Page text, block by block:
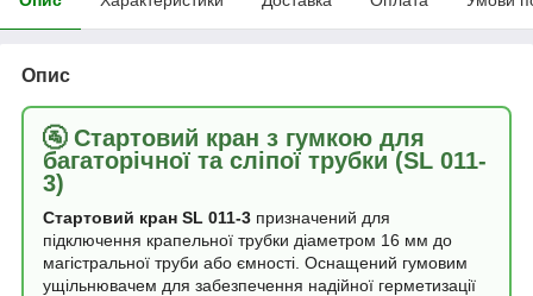
Опис
🚰 Стартовий кран з гумкою для
багаторічної та сліпої трубки (SL 011-
3)
Стартовий кран SL 011-3 призначений для
підключення крапельної трубки діаметром 16 мм до
магістральної труби або ємності. Оснащений гумовим
ущільнювачем для забезпечення надійної герметизації